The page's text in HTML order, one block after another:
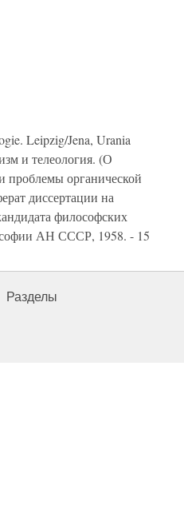
Leipzig/Jena, Urania
и телеология. (О
проблемы органической
диссертации на
философских
АН СССР, 1958. - 15
Разделы